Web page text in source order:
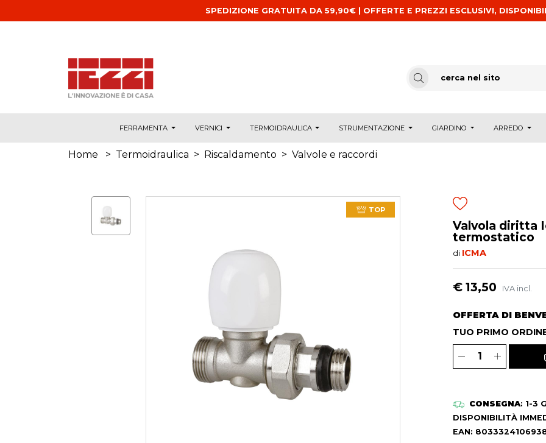
SPEDIZIONE GRATUITA DA 59,90€ | OFFERTE E PREZZI ESCLUSIVI,
FERRAMENTA VERNICI TERMOIDRAULICA STRUMENTAZIONE GIARDINO ARREDO
Home > Termoidraulica > Riscaldamento > Valvole e raccordi
TOP
Valvola diritta
termostatico
di ICMA
€ 13,50 IVA incl.
OFFERTA DI
TUO PRIMO
CONSEGNA: 1-3
DISPONIBILITÀ
EAN: